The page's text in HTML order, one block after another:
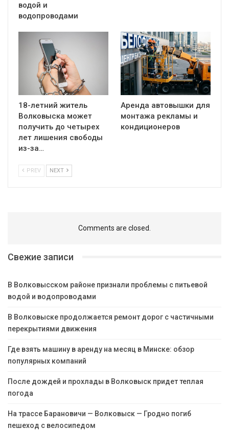
водой и
водопроводами
18-летний житель
Волковыска может
получить до четырех
лет лишения свободы
из-за…
Аренда автовышки для
монтажа рекламы и
кондиционеров
PREV NEXT
Comments are closed.
Свежие записи
В Волковысском районе признали проблемы с питьевой
водой и водопроводами
В Волковыске продолжается ремонт дорог с частичными
перекрытиями движения
Где взять машину в аренду на месяц в Минске: обзор
популярных компаний
После дождей и прохлады в Волковыск придет теплая
погода
На трассе Барановичи — Волковыск — Гродно погиб
пешеход с велосипедом